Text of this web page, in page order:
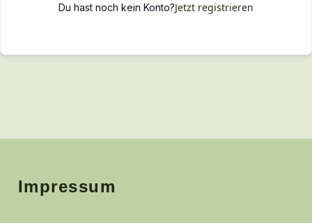
Du hast noch kein Konto?Jetzt registrieren
Impressum